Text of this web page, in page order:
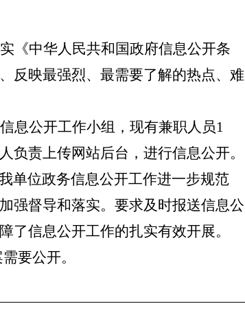
《中华人民共和国政府信息公开条
反映最强烈、最需要了解的热点、难
息公开工作小组， 现有兼职人员1
负责上传网站后台，进行信息公开。
单位政务信息公开工作进一步规范
强督导和落实。 要求及时报送信息公
了信息公开工作的扎实有效开展。
要公开。